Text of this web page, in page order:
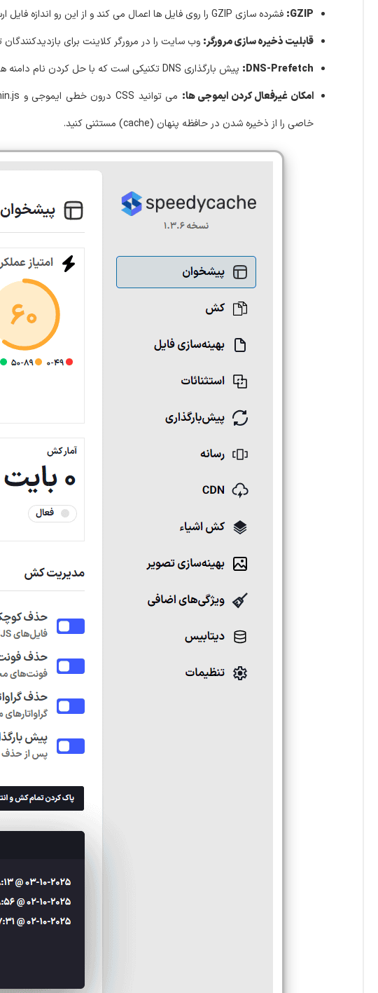
GZIP: فشرده سازی GZIP را روی فایل ها اعمال می کند و از این رو اندازه فایل ارسالی از سرور را کاهش می دهد.
قابلیت ذخیره سازی مرورگر: وب سایت را در مرورگر کلاینت برای
DNS-Prefetch: پیش بارگذاری DNS تکنیکی است که با حل کردن نام دامنه ها از قبل، قبل از نیاز به آنها، عملکرد وب سایت را بهبود می بخشد.
امکان غیرفعال کردن ایموجی ها:
خاصی را از ذخیره شدن در حافظه پنهان (cache) مستثنی کنید.